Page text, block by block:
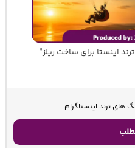
های ترند اینستاگرام